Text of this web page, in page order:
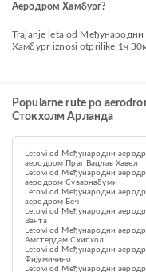
Аеродром Хамбург?
Trajanje leta od Међународни аеродром Стокхолм Арланда do Аеродром
Хамбург iznosi otprilike 1ч
Popularne rute po
Стокхолм Арланда
Letovi od Међународни
аеродром Праг Вацлав Хавел
Letovi od Међународни
аеродром Суварнабуми
Letovi od Међународни
аеродром Беч
Letovi od Међународни
Ванта
Letovi od Међународни
Амстердам Схипхол
Letovi od Међународни
Фијумичино
Letovi od Међународни